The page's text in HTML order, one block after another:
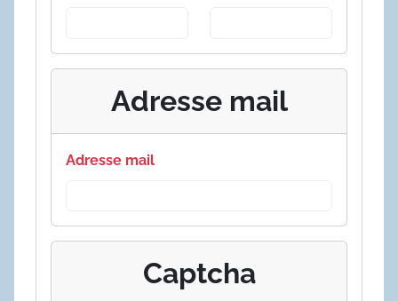
Adresse mail
Adresse mail
Captcha